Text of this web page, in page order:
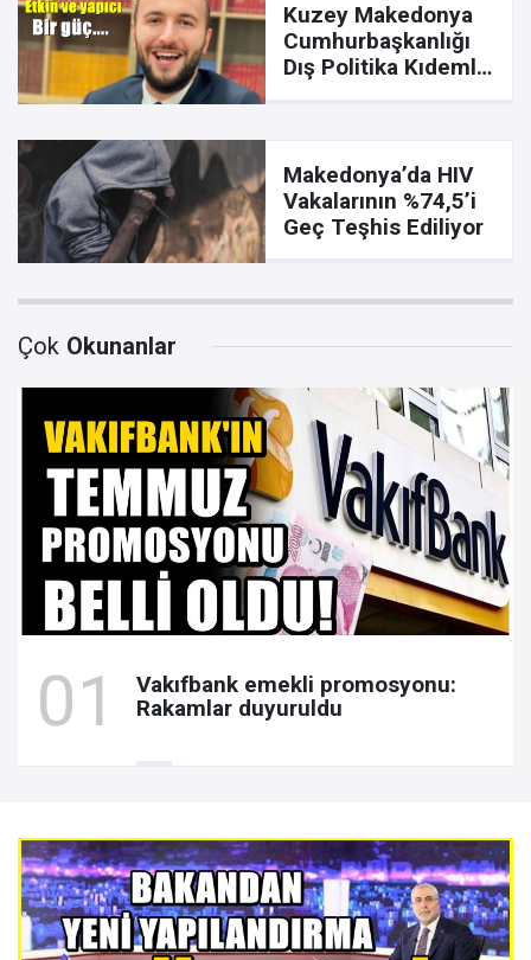
Kuzey Makedonya
Cumhurbaşkanlığı
Dış Politika Kıdemli
Makedonya’da HIV
Vakalarının %74,5’i
Geç Teşhis Ediliyor
Çok Okunanlar
Vakıfbank emekli promosyonu:
Rakamlar duyuruldu